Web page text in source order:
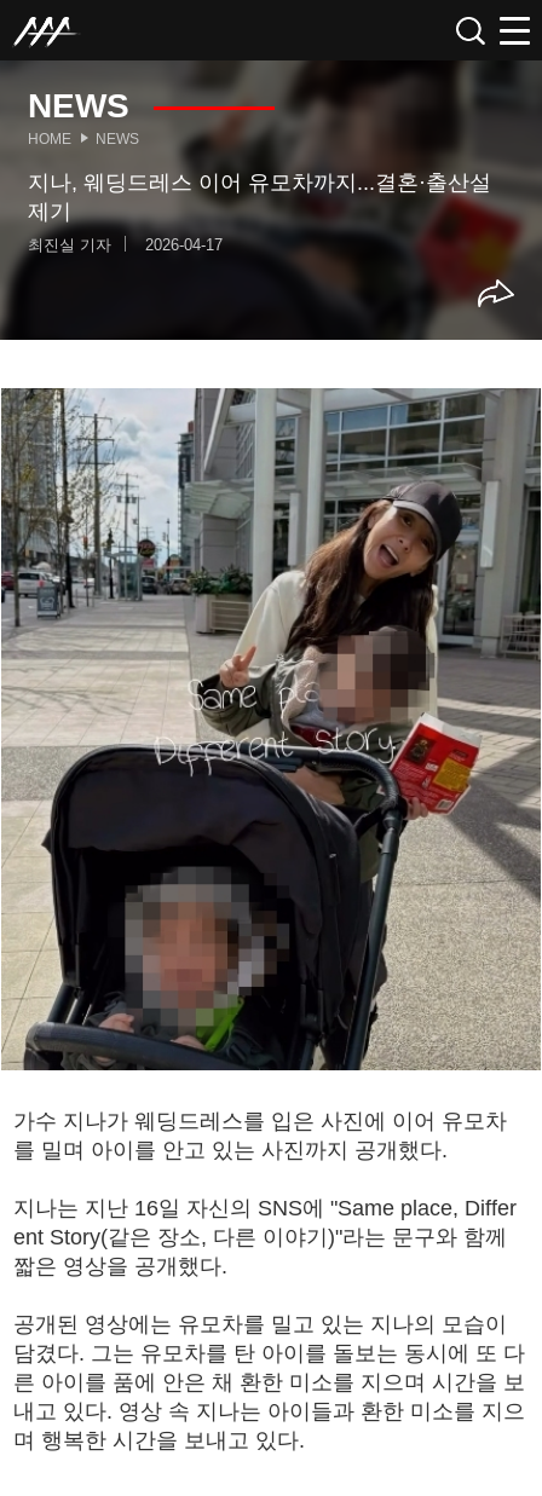
NEWS
HOME NEWS
지나, 웨딩드레스 이어 유모차까지...결혼·출산설
제기
최진실 기자 2026-04-17
가수 지나가 웨딩드레스를 입은 사진에 이어 유모차
를 밀며 아이를 안고 있는 사진까지 공개했다.
지나는 지난 16일 자신의 SNS에 "Same place, Differ
ent Story(같은 장소, 다른 이야기)"라는 문구와 함께
짧은 영상을 공개했다.
공개된 영상에는 유모차를 밀고 있는 지나의 모습이
담겼다. 그는 유모차를 탄 아이를 돌보는 동시에 또 다
른 아이를 품에 안은 채 환한 미소를 지으며 시간을 보
내고 있다. 영상 속 지나는 아이들과 환한 미소를 지으
며 행복한 시간을 보내고 있다.